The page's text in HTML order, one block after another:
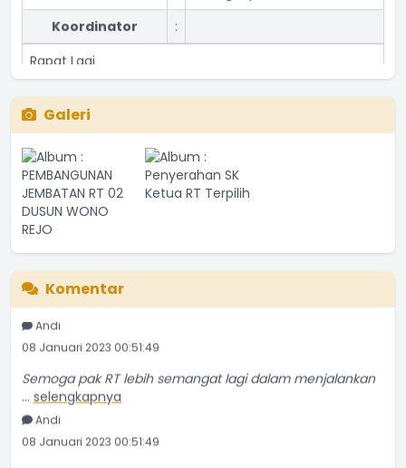
Koordinator
:
Rapat Lagi
Waktu
:
16 Juli 2023 16:18:23
Lokasi
Koordinator
:
Rapat bulanan
Waktu
Lokasi
:
Ruang rapat
Koordinator
Galeri
Komentar
Semoga pak RT lebih semangat lagi dalam menjalankan
...selengkapnya
Andi
08 Januari 2023 00:51:49
Semoga pak RT lebih semangat lagi dalam menjalankan
selengkapnya
Andi
08 Januari 2023 00:51:49